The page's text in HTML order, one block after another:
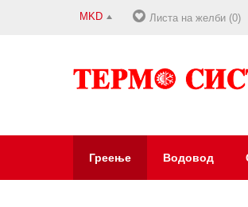
MKD Листа на желби (0)
Греење Водовод